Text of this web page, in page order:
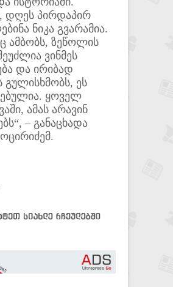
დღეს პირდაპირ
ნიკა გვარამია.
ამბობს, ზეწოლის
ვინმეს
და ირიბად
გულისხმობს, ეს
ყოველ
ამას არავინ
– განაცხადა